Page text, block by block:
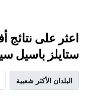
اعثر على
ستايلز باسيل
البلدان الأكثر شعبية